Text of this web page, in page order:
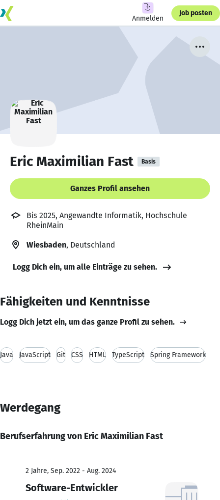
Anmelden
Job posten
Eric Maximilian Fast Basis
Ganzes Profil ansehen
Bis 2025, Angewandte Informatik, Hochschule
RheinMain
Wiesbaden, Deutschland
Logg Dich ein, um alle Einträge zu sehen.
Fähigkeiten und Kenntnisse
Logg Dich jetzt ein, um das ganze Profil zu sehen.
Java JavaScript Git CSS HTML TypeScript Spring Framework
Werdegang
Berufserfahrung von Eric Maximilian Fast
2 Jahre, Sep. 2022 - Aug. 2024
Software-Entwickler